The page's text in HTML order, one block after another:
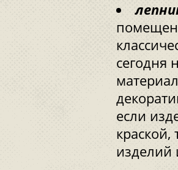
сегодня
если
изделий